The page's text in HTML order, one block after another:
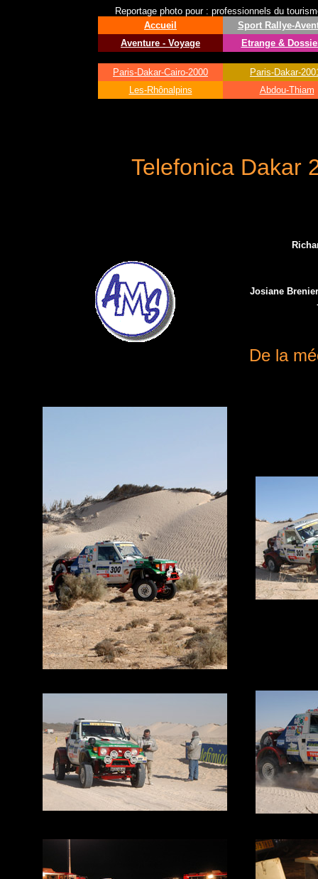
Reportage photo pour : professionnels du
Accueil
Aventure - Voyage
Sport Rallye-
Etrange &
Paris-Dakar-Cairo-2000
Les-Rhônalpins
Paris-Dakar-
Abdou-Thiam
Telefonica Dakar
R
Josiane
De la